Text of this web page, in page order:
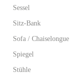
Sessel
Sitz-Bank
Sofa / Chaiselongue
Spiegel
Stühle